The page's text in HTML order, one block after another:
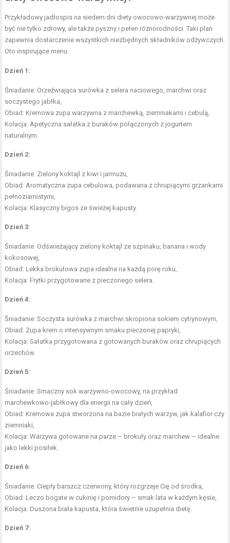
Przykładowy jadłospis na siedem dni diety owocowo-warzywnej może
być nie tylko zdrowy, ale także pyszny i pełen różnorodności. Taki plan
zapewnia dostarczenie wszystkich niezbędnych składników odżywczych.
Oto inspirujące menu:
Dzień 1:
Śniadanie: Orzeźwiająca surówka z selera naciowego, marchwi oraz
soczystego jabłka,
Obiad: Kremowa zupa warzywna z marchewką, ziemniakami i cebulą,
Kolacja: Apetyczna sałatka z buraków połączonych z jogurtem
naturalnym.
Dzień 2:
Śniadanie: Zielony koktajl z kiwi i jarmużu,
Obiad: Aromatyczna zupa cebulowa, podawana z chrupiącymi grzankami
pełnoziarnistymi,
Kolacja: Klasyczny bigos ze świeżej kapusty.
Dzień 3:
Śniadanie: Odświeżający zielony koktajl ze szpinaku, banana i wody
kokosowej,
Obiad: Lekka brokułowa zupa idealna na każdą porę roku,
Kolacja: Frytki przygotowane z pieczonego selera.
Dzień 4:
Śniadanie: Soczysta surówka z marchwi skropiona sokiem cytrynowym,
Obiad: Zupa krem o intensywnym smaku pieczonej papryki,
Kolacja: Sałatka przygotowana z gotowanych buraków oraz chrupiących
orzechów.
Dzień 5:
Śniadanie: Smaczny sok warzywno-owocowy, na przykład
marchewkowo-jabłkowy dla energii na cały dzień,
Obiad: Kremowa zupa stworzona na bazie białych warzyw, jak kalafior czy
ziemniaki,
Kolacja: Warzywa gotowane na parze – brokuły oraz marchew – idealne
jako lekki posiłek.
Dzień 6:
Śniadanie: Ciepły barszcz czerwony, który rozgrzeje Cię od środka,
Obiad: Leczo bogate w cukinię i pomidory – smak lata w każdym kęsie,
Kolacja: Duszona biała kapusta, która świetnie uzupełnia dietę.
Dzień 7: